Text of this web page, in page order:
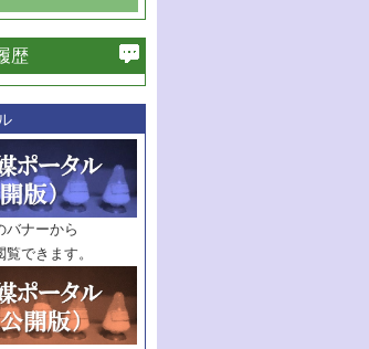
必ず含む
～
巻
マークあり
歴
バナーから
できます。